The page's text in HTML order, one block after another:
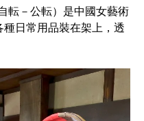
転－公転）是中國女藝術
日常用品裝在架上，透